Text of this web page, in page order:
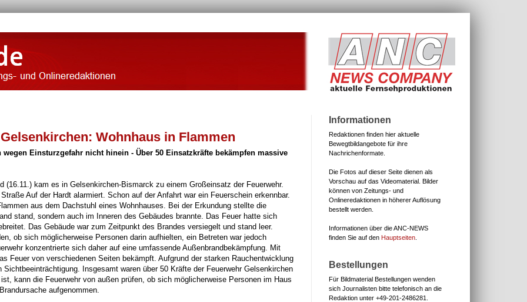
Wohnhaus in Flammen
Einsturzgefahr nicht hinein - Über 50 Einsatzkräfte bekämpfen massive
(16.11.) kam es in Gelsenkirchen-Bismarck zu einem Großeinsatz der Feuerwehr.
Auf der Hardt alarmiert. Schon auf der Anfahrt war ein Feuerschein erkennbar.
aus dem Dachstuhl eines Wohnhauses. Bei der Erkundung stellte die
stand, sondern auch im Inneren des Gebäudes brannte. Das Feuer hatte sich
Das Gebäude war zum Zeitpunkt des Brandes versiegelt und stand leer.
ob sich möglicherweise Personen darin aufhielten, ein Betreten war jedoch
konzentrierte sich daher auf eine umfassende Außenbrandbekämpfung. Mit
Feuer von verschiedenen Seiten bekämpft. Aufgrund der starken Rauchentwicklung
Insgesamt waren über 50 Kräfte der Feuerwehr Gelsenkirchen
kann die Feuerwehr von außen prüfen, ob sich möglicherweise Personen im Haus
aufgenommen.
Informationen
Redaktionen finden hier aktuelle
Bewegtbildangebote für ihre
Nachrichenformate.
Die Fotos auf dieser Seite dienen als
Vorschau auf das Videomaterial. Bilder
können von Zeitungs- und
Onlineredaktionen in höherer Auflösung
bestellt werden.
Informationen über die ANC-NEWS
finden Sie auf den Hauptseiten
Bestellungen
Für Bildmaterial Bestellungen wenden
sich Journalisten bitte telefonisch an die
Redaktion unter +49-201-2486281.